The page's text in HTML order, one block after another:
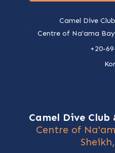
Camel Dive
Centre of Na'ama
+20-
Camel Dive
Centre of